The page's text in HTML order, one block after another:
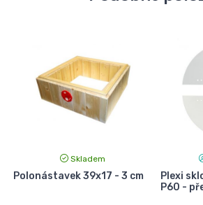
Skladem
Polonástavek 39x17 - 3 cm
Plexi
P60 -